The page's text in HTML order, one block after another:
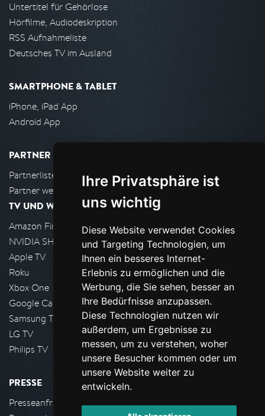
Ihre Privatsphäre ist
uns wichtig
Diese Website verwendet Cookies
und Targeting Technologien, um
Ihnen ein besseres Internet-
Erlebnis zu ermöglichen und die
Werbung, die Sie sehen, besser an
Ihre Bedürfnisse anzupassen.
Diese Technologien nutzen wir
außerdem, um Ergebnisse zu
messen, um zu verstehen, woher
unsere Besucher kommen oder um
unsere Website weiter zu
entwickeln.
Untertitel für Gehörlose
Hörfilme, Audiodeskription
RSS Aufnahmeliste
Deutsches TV im Ausland
SMARTPHONE & TABLET
iPhone, iPad App
Android App
PARTNER
Partnerliste
Partner werden
TV UND WOHNZIMMER
Amazon FireTV
NVIDIA SHIELD, Google TV
Apple TV
Roku
Xbox One
Google Cast
Samsung TV
LG TV
Philips TV
PRESSE
Presseanfrage stellen